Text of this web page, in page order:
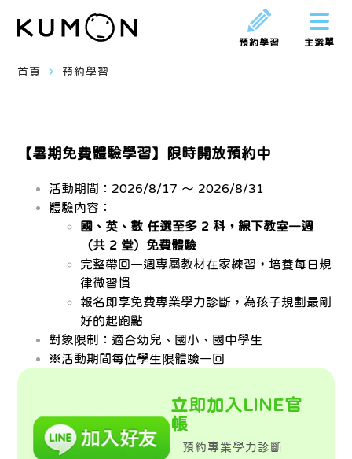
主選單
預約學習
首頁 navigate_next 預約學習
【暑期免費體驗學習】限時開放預約中
活動期間：2026/8/17 ～ 2026/8/31
體驗內容：
國、英、數 任選至多 2 科，線下教室一週
（共 2 堂）免費體驗
完整帶回一週專屬教材在家練習，培養每日規
律微習慣
報名即享免費專業學力診斷，為孩子規劃最剛
好的起跑點
對象限制：適合幼兒、國小、國中學生
※活動期間每位學生限體驗一回
立即加入LINE官
帳
預約專業學力診斷